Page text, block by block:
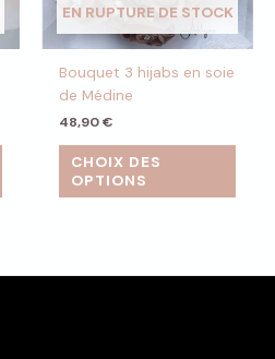
EN RUPTURE DE STOCK
Bouquet 3 hijabs en soie
de Médine
48,90€
CHOIX DES
OPTIONS